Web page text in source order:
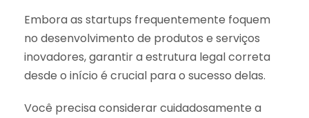
Embora as startups frequentemente foquem
no desenvolvimento de produtos e serviços
inovadores, garantir a estrutura legal correta
desde o início é crucial para o sucesso delas.
Você precisa considerar cuidadosamente a